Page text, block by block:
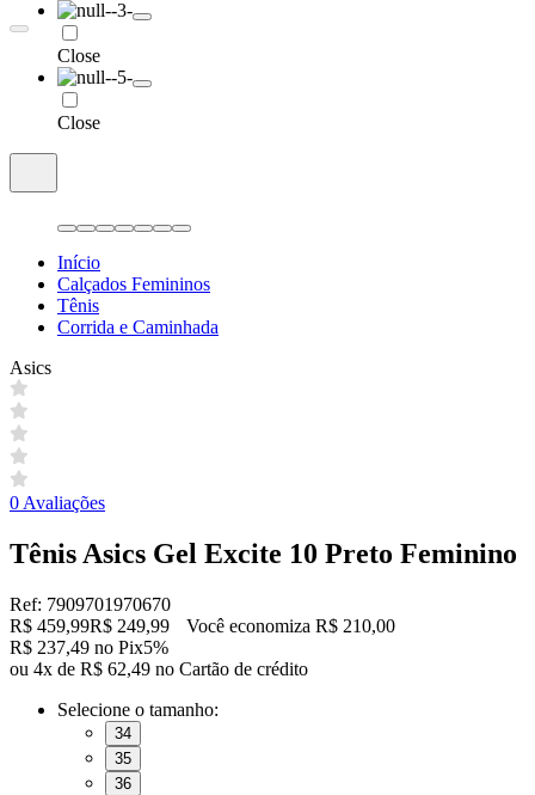
Close
Close
Início
Calçados Femininos
Tênis
Corrida e Caminhada
Asics
0 Avaliações
Tênis Asics Gel Excite 10 Preto Feminino
Ref: 7909701970670
R$ 459,99R$ 249,99
Você economiza R$ 210,00
R$ 237,49 no Pix5%
ou 4x de R$ 62,49 no Cartão de crédito
Selecione o tamanho:
34
35
36